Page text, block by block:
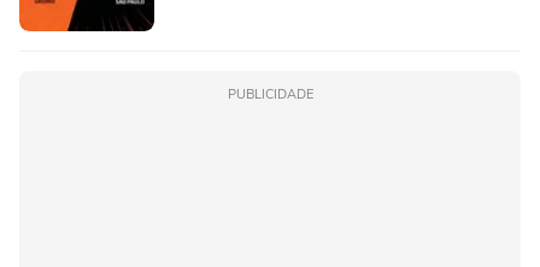
PUBLICIDADE